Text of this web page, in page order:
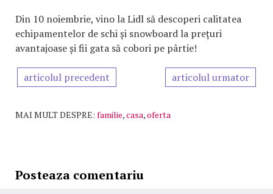
Din 10 noiembrie, vino la Lidl să descoperi calitatea
echipamentelor de schi și snowboard la prețuri
avantajoase și fii gata să cobori pe pârtie!
articolul precedent articolul urmator
MAI MULT DESPRE: familie,casa,oferta
Posteaza comentariu